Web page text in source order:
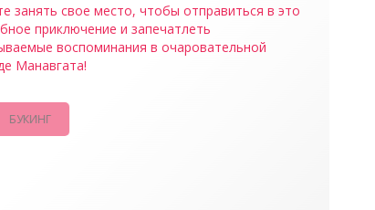
занять свое место, чтобы отправиться в это
приключение и запечатлеть
воспоминания в очаровательной
Манавгата!